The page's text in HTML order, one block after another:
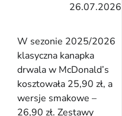
26.07.2026
W sezonie 2025/2026
klasyczna kanapka
drwala w McDonald’s
kosztowała 25,90 zł, a
wersje smakowe –
26,90 zł. Zestawy